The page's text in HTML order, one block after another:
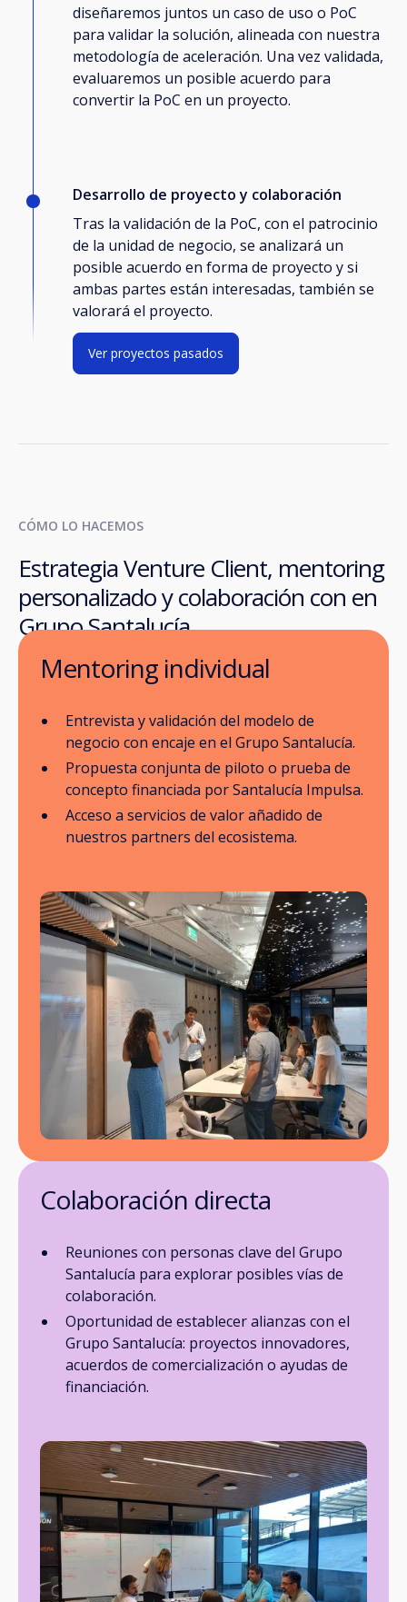
diseñaremos juntos un caso de uso o PoC
para validar la solución, alineada con nuestra
metodología de aceleración. Una vez validada,
evaluaremos un posible acuerdo para
convertir la PoC en un proyecto.
Desarrollo de proyecto y colaboración
Tras la validación de la PoC, con el patrocinio
de la unidad de negocio, se analizará un
posible acuerdo en forma de proyecto y si
ambas partes están interesadas, también se
valorará el proyecto.
Ver proyectos pasados
CÓMO LO HACEMOS
Estrategia Venture Client, mentoring
personalizado y colaboración con en
Grupo Santalucía
Mentoring individual
Entrevista y validación del modelo de
negocio con encaje en el Grupo Santalucía.
Propuesta conjunta de piloto o prueba de
concepto financiada por Santalucía Impulsa.
Acceso a servicios de valor añadido de
nuestros partners del ecosistema.
Colaboración directa
Reuniones con personas clave del Grupo
Santalucía para explorar posibles vías de
colaboración.
Oportunidad de establecer alianzas con el
Grupo Santalucía: proyectos innovadores,
acuerdos de comercialización o ayudas de
financiación.